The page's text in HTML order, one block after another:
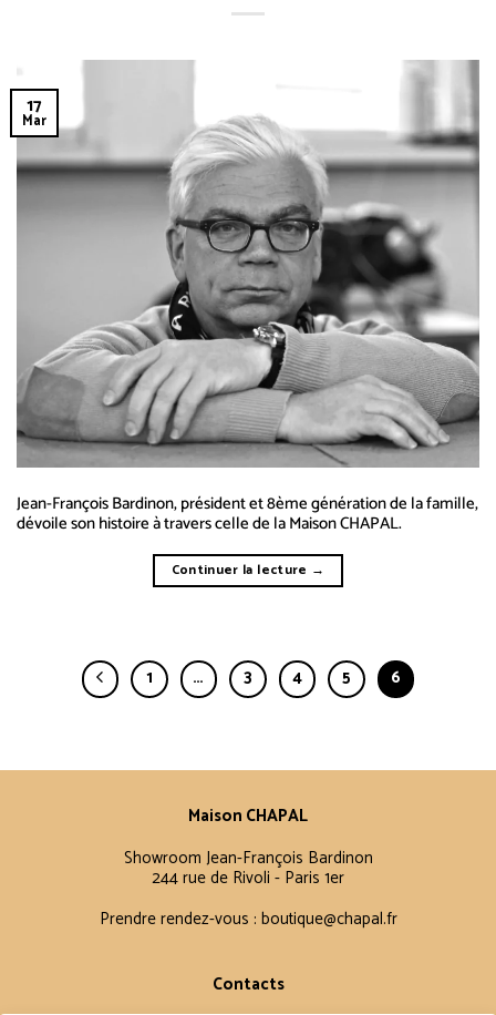
17
Mar
Jean-François Bardinon, président et 8ème génération de la famille,
dévoile son histoire à travers celle de la Maison CHAPAL.
Continuer la lecture →
1 … 3 4 5 6
Maison CHAPAL
Showroom Jean-François Bardinon
244 rue de Rivoli - Paris 1er
Prendre rendez-vous : boutique@chapal.fr
Contacts